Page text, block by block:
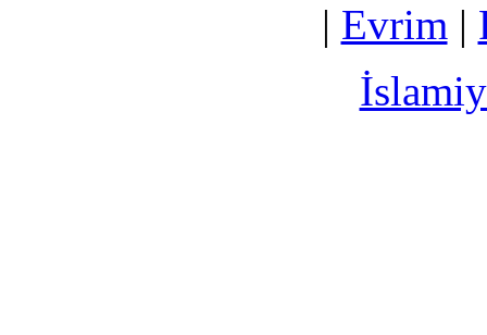
| Evrim |